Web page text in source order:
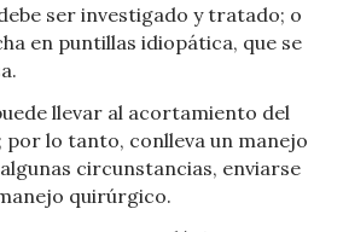
ser investigado y tratado; o
en puntillas idiopática, que se
llevar al acortamiento del
por lo tanto, conlleva un manejo
circunstancias, enviarse
quirúrgico.